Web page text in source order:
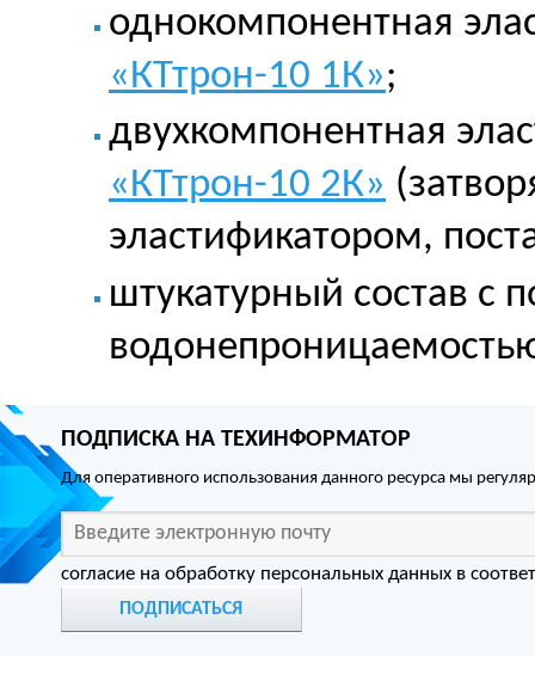
однокомпонентная
«КТтрон-10 1К»;
двухкомпонентная
«КТтрон-10 2К»
эластификатором,
штукатурный состав с
ПОДПИСКА НА ТЕХИНФОРМАТОР
Для оперативного использования данного ресурса мы
согласие на обработку персональных данных в